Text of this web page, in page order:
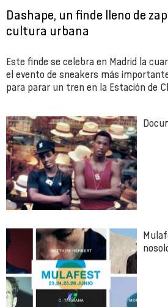
Dashape, un finde lleno de
cultura urbana
Este finde se celebra en Madrid la
el evento de sneakers más importante
para parar un tren en la Estación de